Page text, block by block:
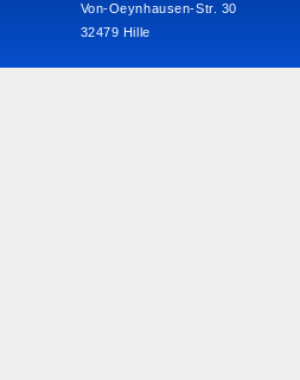
Von-Oeynhausen-Str. 30
32479 Hille